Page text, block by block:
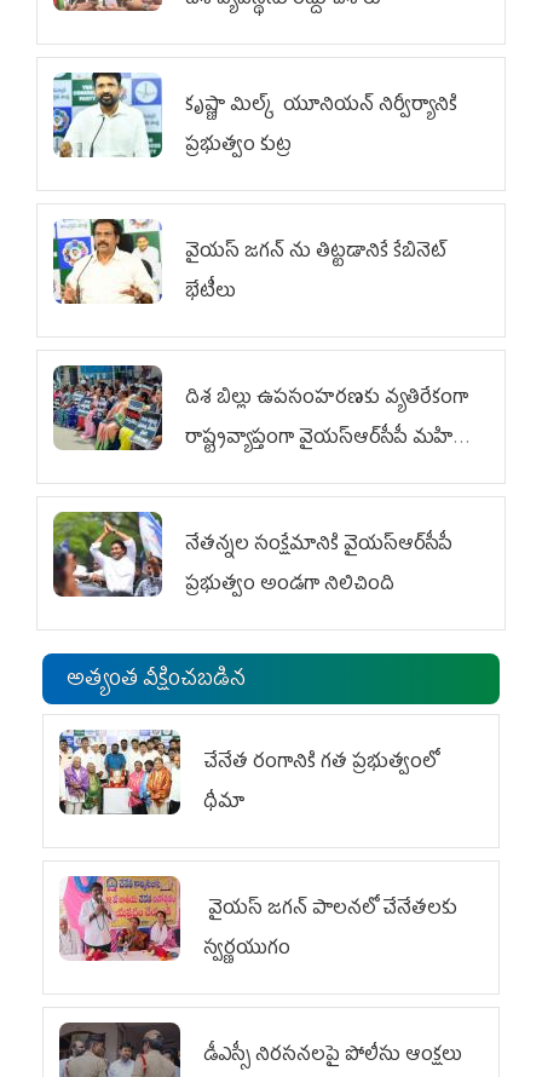
కృష్ణా మిల్క్‌ యూనియన్‌ నిర్వీర్యానికి
ప్రభుత్వం కుట్ర
వైయ‌స్ జగన్‌ ను తిట్టడానికే కేబినెట్‌
భేటీలు
దిశ బిల్లు ఉపసంహరణకు వ్యతిరేకంగా
రాష్ట్రవ్యాప్తంగా వైయ‌స్ఆర్‌సీపీ మహిళా
విభాగం ఆందోళనలు
నేతన్నల సంక్షేమానికి వైయ‌స్ఆర్‌సీపీ
ప్రభుత్వం అండగా నిలిచింది
అత్యంత వీక్షించబడిన
చేనేత రంగానికి గత ప్రభుత్వంలో
ధీమా
వైయ‌స్ జగన్ పాలనలో చేనేతలకు
స్వర్ణయుగం
డీఎస్సీ నిరసనలపై పోలీసు ఆంక్షలు